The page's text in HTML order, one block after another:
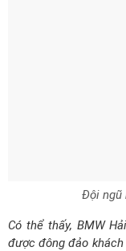
Đội ngũ
Có thể thấy, BMW
được đông đảo